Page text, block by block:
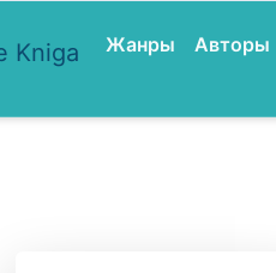
Жанры Авторы